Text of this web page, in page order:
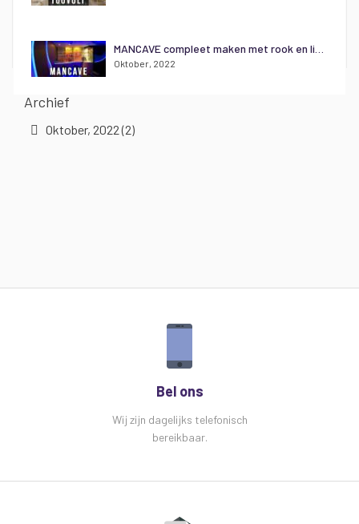
MANCAVE compleet maken met rook en lichteffecten
Oktober, 2022
Archief
Oktober, 2022 (2)
Bel ons
Wij zijn dagelijks telefonisch
bereikbaar.